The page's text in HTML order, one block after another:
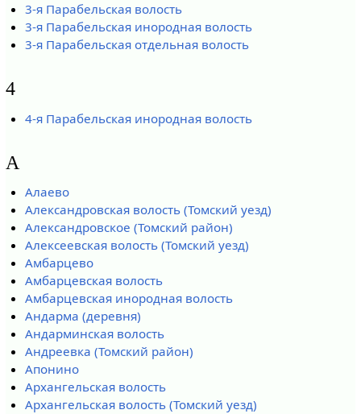
3-я Парабельская волость
3-я Парабельская инородная волость
3-я Парабельская отдельная волость
4
4-я Парабельская инородная волость
А
Алаево
Александровская волость (Томский уезд)
Александровское (Томский район)
Алексеевская волость (Томский уезд)
Амбарцево
Амбарцевская волость
Амбарцевская инородная волость
Андарма (деревня)
Андарминская волость
Андреевка (Томский район)
Апонино
Архангельская волость
Архангельская волость (Томский уезд)